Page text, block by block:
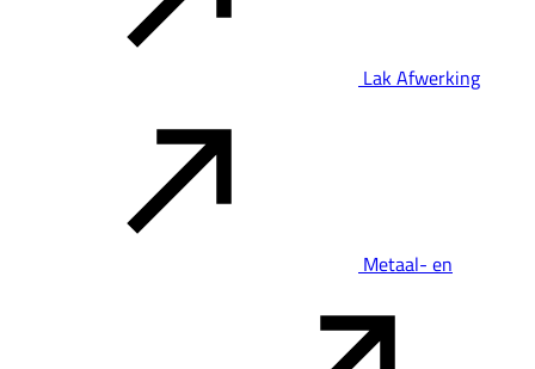
Lak Afwerking
Metaal- en